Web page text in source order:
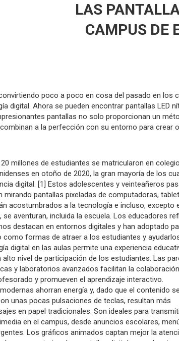
LAS
CAMPUS DE
poco a poco en cosa del pasado en
digital. Ahora se pueden encontrar pantallas
pantallas no solo proporcionan un
a la perfección con su entorno para crear
millones de estudiantes se matricularon en
en otoño de 2020, la gran mayoría de los
digital. [1] Estos adolescentes y veinteañeros
pantallas pixeladas de computadoras,
acostumbrados a la tecnología e incluso, excepto
se aventuran, incluida la escuela. Los educadores
destacan en entornos digitales y han adoptado
como formas de atraer a los estudiantes y
digital en las aulas permite una experiencia
nivel de participación de los estudiantes. Las
y laboratorios avanzados facilitan la
y promueven el aprendizaje interactivo.
ahorran energía y, dado que el contenido
unas pocas pulsaciones de teclas, resultan más
en papel tradicionales. Son ideales para
en el campus, desde anuncios escolares,
Los gráficos animados captan mejor la